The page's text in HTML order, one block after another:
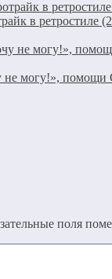
в ретростиле
могу!», помощи
поля